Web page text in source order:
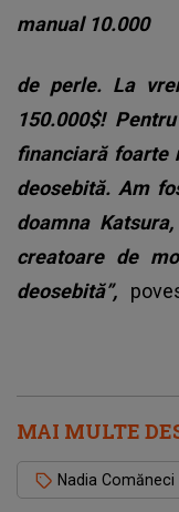
manual 10.000
de perle. La
150.000$!
financiară foarte
deosebită. Am
doamna
creatoare de
deosebită”,
MAI MULTE
Nadia Comăneci